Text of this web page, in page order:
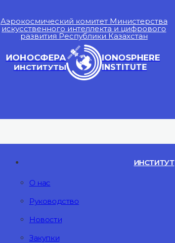
Аэрокосмический комитет Министерства
искусственного интеллекта и цифрового
развития Республики Казахстан
ИОНОСФЕРА
ИНСТИТУТЫ
IONOSPHERE
INSTITUTE
ИНСТИТУТ
О нас
Руководство
Новости
Закупки